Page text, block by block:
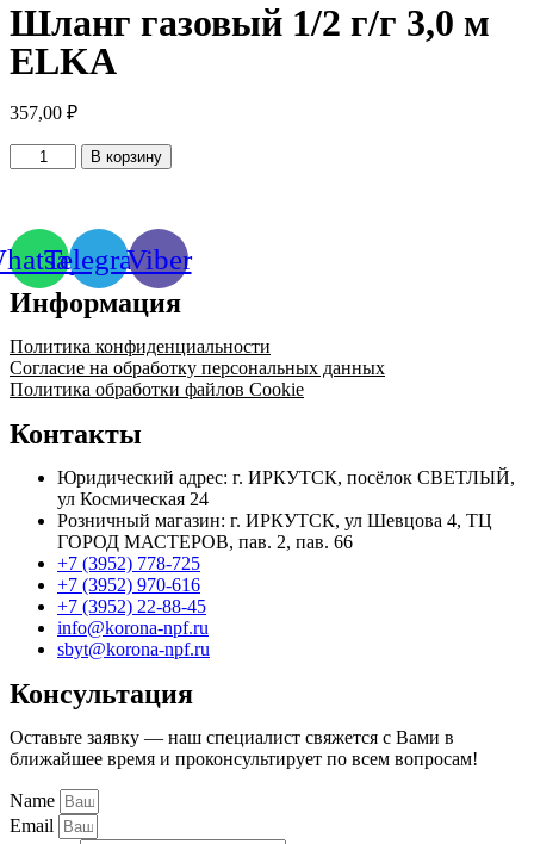
Шланг газовый 1/2 г/г 3,0 м
ELKA
357,00 ₽
Количество
товара
1/2
г/
г
3,0
ELKA
В корзину
TelegramViber
Информация
Политика конфиденциальности
Согласие на обработку персональных данных
Политика обработки файлов Cookie
Контакты
Юридический адрес: г. ИРКУТСК, посёлок СВЕТЛЫЙ,
ул Космическая 24
Розничный магазин: г. ИРКУТСК, ул Шевцова 4, ТЦ
ГОРОД МАСТЕРОВ, пав. 2, пав. 66
+7 (3952) 778-725
+7 (3952) 970-616
+7 (3952) 22-88-45
info@korona-npf.ru
sbyt@korona-npf.ru
Консультация
Оставьте заявку — наш специалист свяжется с Вами в
ближайшее время и проконсультирует по всем вопросам!
Name
Email